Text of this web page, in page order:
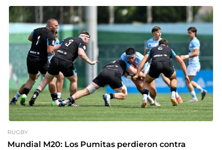
RUGBY
Mundial M20: Los Pumitas perdieron contra